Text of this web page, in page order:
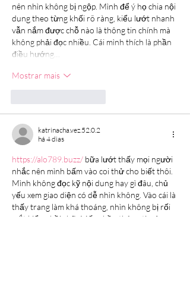
nên nhìn không bị ngộp. Mình để ý họ chia nội
dung theo từng khối rõ ràng, kiểu lướt nhanh
vẫn nắm được chỗ nào là thông tin chính mà
không phải đọc nhiều. Cái mình thích là phần
điều hướng…
Mostrar mais
katrinacha.vez.52.0.2
há 4 dias
https://alo789.buzz/ bữa lướt thấy mọi người
nhắc nên mình bấm vào coi thử cho biết thôi.
Mình không đọc kỹ nội dung hay gì đâu, chủ
yếu xem giao diện có dễ nhìn không. Vào cái là
thấy trang làm khá thoáng, nhìn không bị rối
mắt kiểu nhồi chữ. Mấy phần thông tin được